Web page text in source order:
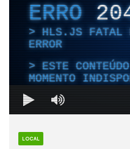
ERRO
HLS.JS FATAL
ERROR
ESTE
MOMENTO
LOCAL